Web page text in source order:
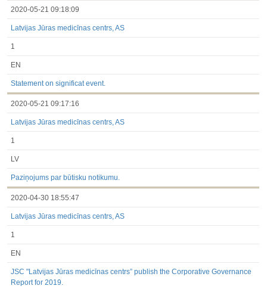
2020-05-21 09:18:09
Latvijas Jūras medicīnas centrs, AS
1
EN
Statement on significat event.
2020-05-21 09:17:16
Latvijas Jūras medicīnas centrs, AS
1
LV
Paziņojums par būtisku notikumu.
2020-04-30 18:55:47
Latvijas Jūras medicīnas centrs, AS
1
EN
JSC "Latvijas Jūras medicīnas centrs” publish the Corporative Governance
Report for 2019.